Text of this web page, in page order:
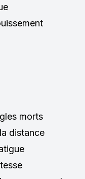
morts
distance